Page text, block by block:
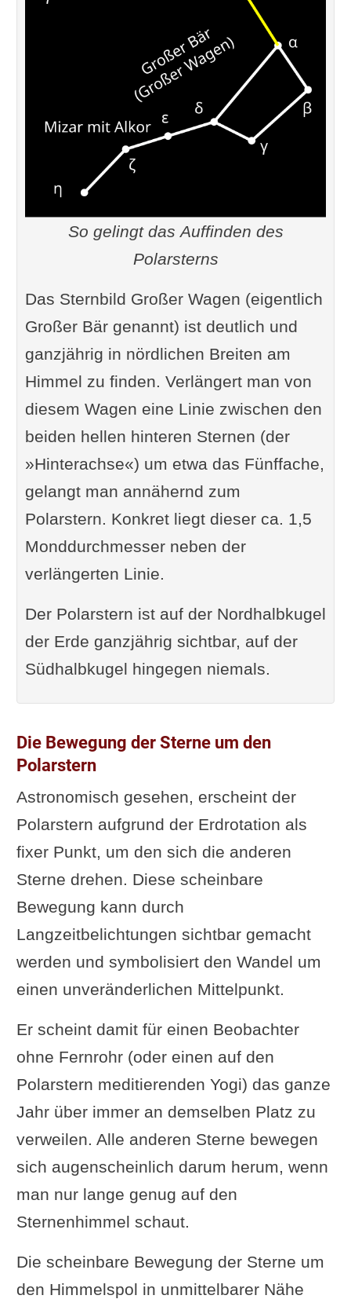
So gelingt das Auffinden des
Polarsterns
Das Sternbild Großer Wagen (eigentlich
Großer Bär genannt) ist deutlich und
ganzjährig in nördlichen Breiten am
Himmel zu finden. Verlängert man von
diesem Wagen eine Linie zwischen den
beiden hellen hinteren Sternen (der
»Hinterachse«) um etwa das Fünffache,
gelangt man annähernd zum
Polarstern. Konkret liegt dieser ca. 1,5
Monddurchmesser neben der
verlängerten Linie.
Der Polarstern ist auf der Nordhalbkugel
der Erde ganzjährig sichtbar, auf der
Südhalbkugel hingegen niemals.
Die Bewegung der Sterne um den
Polarstern
Astronomisch gesehen, erscheint der
Polarstern aufgrund der Erdrotation als
fixer Punkt, um den sich die anderen
Sterne drehen. Diese scheinbare
Bewegung kann durch
Langzeitbelichtungen sichtbar gemacht
werden und symbolisiert den Wandel um
einen unveränderlichen Mittelpunkt.
Er scheint damit für einen Beobachter
ohne Fernrohr (oder einen auf den
Polarstern meditierenden Yogi) das ganze
Jahr über immer an demselben Platz zu
verweilen. Alle anderen Sterne bewegen
sich augenscheinlich darum herum, wenn
man nur lange genug auf den
Sternenhimmel schaut.
Die scheinbare Bewegung der Sterne um
den Himmelspol in unmittelbarer Nähe